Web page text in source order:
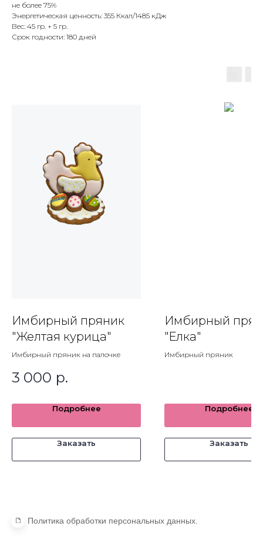
не более 75%
Энергетическая ценность: 355 Ккал/1485 кДж
Вес: 45 гр. + 5 гр.
Срок годности: 180 дней
Имбирный пряник
"Желтая курица"
Имбирный пряник на палочке
3 000 р.
Подробнее
Заказать
Имбирный
"Елка"
Имбирный пряник
Подробнее
Заказать
Пользовательское соглашение.
Согласие на обработку персональных данных
Политика обработки персональных данных.